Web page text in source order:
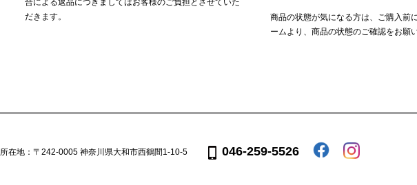
合による返品につきましてはお客様のご負担とさせていた
だきます。
商品の状態が気になる方は、ご購入前
ームより、商品の状態のご確認をお願
所在地：〒242-0005 神奈川県大和市西鶴間1-10-5 046-259-5526